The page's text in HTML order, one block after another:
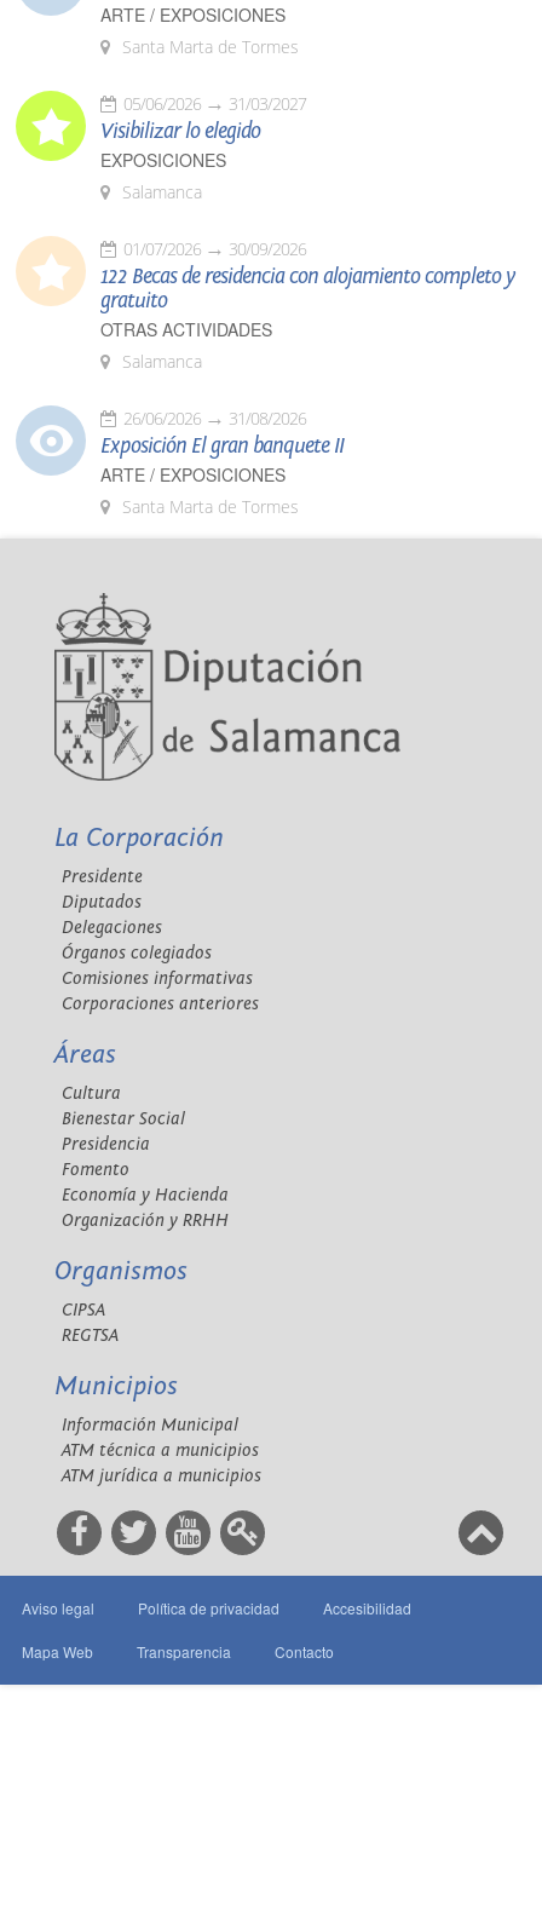
ARTE / EXPOSICIONES
Santa Marta de Tormes
05/06/2026 31/03/2027
Visibilizar lo elegido
EXPOSICIONES
Salamanca
01/07/2026 30/09/2026
122 Becas de residencia con alojamiento completo y
gratuito
OTRAS ACTIVIDADES
Salamanca
26/06/2026 31/08/2026
Exposición El gran banquete II
ARTE / EXPOSICIONES
Santa Marta de Tormes
La Corporación
Presidente
Diputados
Delegaciones
Órganos colegiados
Comisiones informativas
Corporaciones anteriores
Áreas
Cultura
Bienestar Social
Presidencia
Fomento
Economía y Hacienda
Organización y RRHH
Organismos
CIPSA
REGTSA
Municipios
Información Municipal
ATM técnica a municipios
ATM jurídica a municipios
Aviso legal Política de privacidad Accesibilidad
Mapa Web Transparencia Contacto